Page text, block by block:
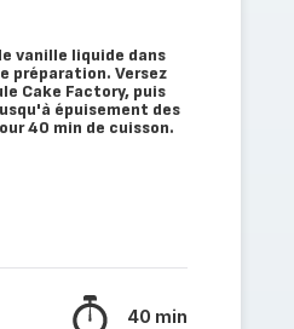
vanille liquide dans
préparation. Versez
Cake Factory, puis
épuisement des
40 min de cuisson.
40 min